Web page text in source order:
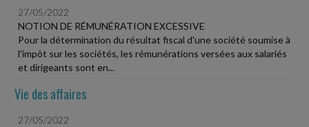
27/05/2022
NOTION DE RÉMUNÉRATION EXCESSIVE
Pour la détermination du résultat fiscal d'une société soumise à
l'impôt sur les sociétés, les rémunérations versées aux salariés
et dirigeants sont en...
Vie des affaires
27/05/2022